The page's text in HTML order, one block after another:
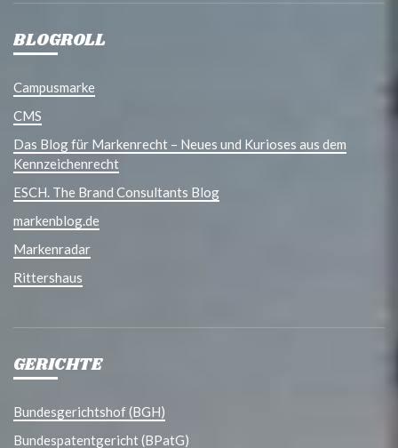
BLOGROLL
Campusmarke
CMS
Das Blog für Markenrecht – Neues und Kurioses aus dem
Kennzeichenrecht
ESCH. The Brand Consultants Blog
markenblog.de
Markenradar
Rittershaus
GERICHTE
Bundesgerichtshof (BGH)
Bundespatentgericht (BPatG)